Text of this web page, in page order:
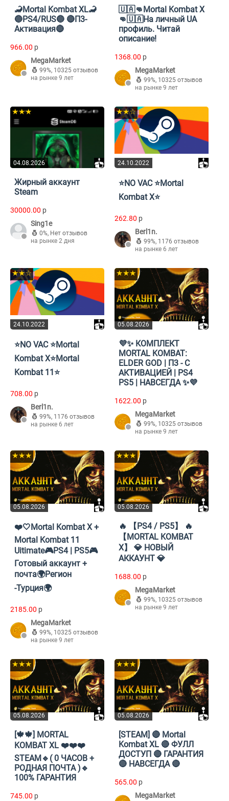
🦂Mortal Kombat XL🦂
🔵PS4/RUS🔵 🔴П3-
Активация🔴
966.00 p
MegaMarket
99%, 10325 отзывов
на рынке 9 лет
🇺🇦👊Mortal Kombat X
👊🇺🇦На личный UA
профиль. Читай
описание!
1368.00 p
MegaMarket
99%, 10325 отзывов
на рынке 9 лет
04.08.2026
★★★
Жирный аккаунт
Steam
30000.00 p
Sing1e
0%, Нет отзывов
на рынке 2 дня
24.10.2022
★★☆
⭐️NO VAC ⭐️Mortal
Kombat X⭐️
262.80 p
Berl1n.
99%, 1176 отзывов
на рынке 6 лет
24.10.2022
★★☆
⭐️NO VAC ⭐️Mortal
Kombat X⭐️Mortal
Kombat 11⭐️
708.00 p
Berl1n.
99%, 1176 отзывов
на рынке 6 лет
05.08.2026
★★★
💜✨ КОМПЛЕКТ
MORTAL KOMBAT:
ELDER GOD | П3 - С
АКТИВАЦИЕЙ | PS4
PS5 | НАВСЕГДА ✨💜
1622.00 p
MegaMarket
99%, 10325 отзывов
на рынке 9 лет
05.08.2026
★★★
❤️🤍Mortal Kombat Х +
Mortal Kombat 11
Uitimate🎮PS4 | PS5🎮
Готовый аккаунт +
почта🌍Регион
-Турция🌍
2185.00 p
MegaMarket
99%, 10325 отзывов
на рынке 9 лет
05.08.2026
★★★
🔥 【PS4 / PS5】 🔥
【MORTAL KOMBAT
X】 💎 НОВЫЙ
АККАУНТ 💎
1688.00 p
MegaMarket
99%, 10325 отзывов
на рынке 9 лет
05.08.2026
★★★
[🍁🍁] MORTAL
KOMBAT XL ❤️❤️❤️
STEAM🔹( 0 ЧАСОВ +
РОДНАЯ ПОЧТА )🔹
100% ГАРАНТИЯ
745.00 p
05.08.2026
★★★
[STEAM] 🔴 Mortal
Kombat XL 🔴 ФУЛЛ
ДОСТУП 🔴 ГАРАНТИЯ
🔴 НАВСЕГДА 🔴
565.00 p
MegaMarket